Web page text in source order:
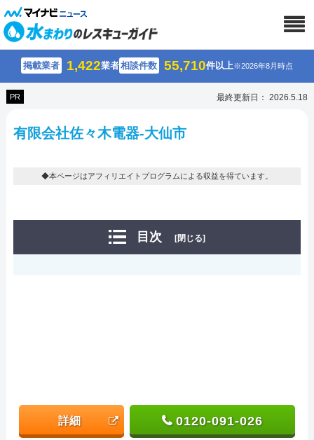
掲載業者 1,422業者相談件数 55,710件以上※2026年8月時点
PR 最終更新日： 2026.5.18
有限会社佐々木電器-大仙市
◆本ページはアフィリエイトプログラムによる収益を得ています。
目次 [閉じる]
詳細 0120-091-026